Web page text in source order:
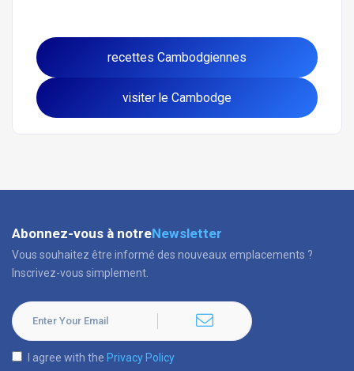
recettes Cambodgiennes
visiter le Cambodge
Abonnez-vous à notreNewsletter
Vous souhaitez être informé des nouveaux emplacements ?
Inscrivez-vous simplement.
I agree with the Privacy Policy